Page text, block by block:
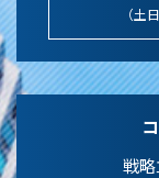
（土
戦略